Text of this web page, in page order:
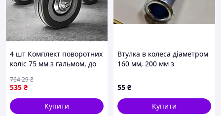
4 шт Комплект поворотних
коліс 75 мм з гальмом, до
Сріблястий / Поворотні
колеса для візків
535 ₴
764.29₴
Купити
Втулка в колеса діаметром
160 мм, 200 мм з
55 ₴
Купити